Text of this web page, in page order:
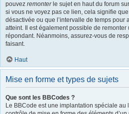
pouvez remonterle sujet en haut du forum
si vous ne voyez pas ce lien, cela signifie
désactivée ou que l’intervalle de temps pour
atteint. Il est également possible de
répondant. Néanmoins, assurez-vous de
faisant.
Haut
Mise en forme et types de sujets
Que sont les BBCodes ?
Le BBCode est une implantation spéciale au